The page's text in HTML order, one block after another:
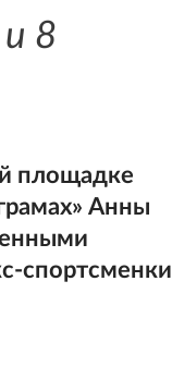
8
площадке
Анны